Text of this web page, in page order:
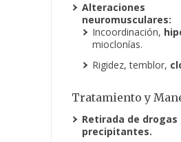
Alteraciones
neuromusculares:
Incoordinación,
mioclonías.
Rigidez, temblor,
Tratamiento y
Retirada de drogas
precipitantes.